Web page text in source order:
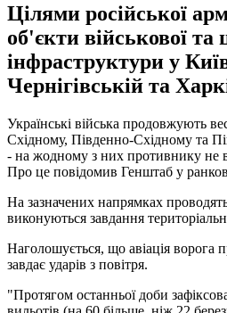
Цілями російської
об'єкти військової та
інфраструктури у
Чернігівській та
Українські війська продовжують
Східному, Південно-Східному та
- на жодному з них противнику не
Про це повідомив Генштаб у
На зазначених напрямках
виконуються завдання
Наголошується, що авіація ворога
завдає ударів з повітря.
"Протягом останньої доби